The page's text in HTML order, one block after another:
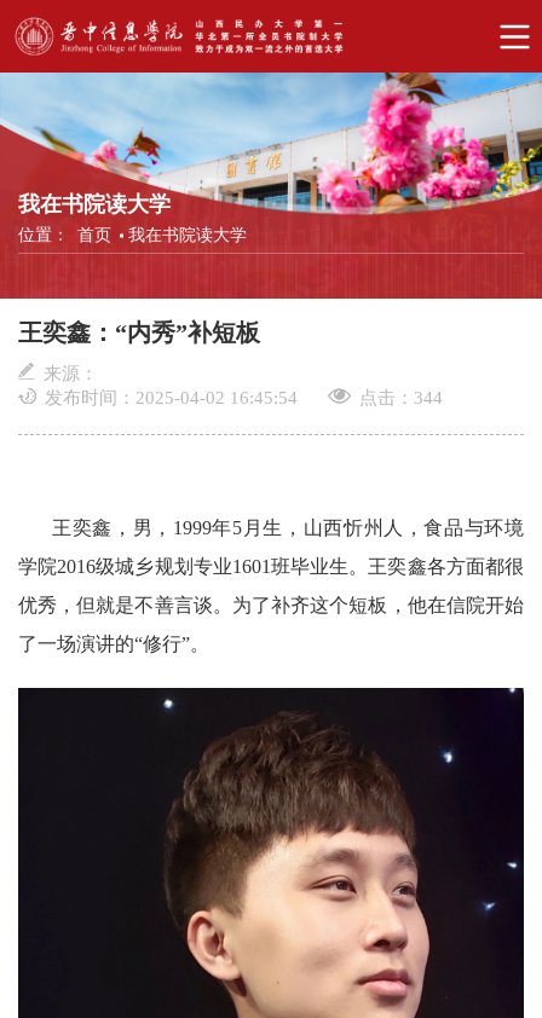
我在书院读大学
位置： 首页 我在书院读大学
王奕鑫：“内秀”补短板
来源：
发布时间：2025-04-02 16:45:54
点击： 344
王奕鑫，男，1999年5月生，山西忻州人，食品与环境
学院2016级城乡规划专业1601班毕业生。王奕鑫各方面都很
优秀，但就是不善言谈。为了补齐这个短板，他在信院开始
了一场演讲的“修行”。